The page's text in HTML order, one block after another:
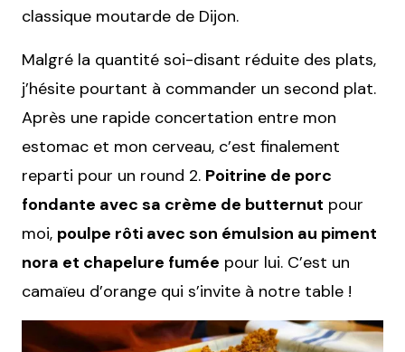
classique moutarde de Dijon.
Malgré la quantité soi-disant réduite des plats,
j’hésite pourtant à commander un second plat.
Après une rapide concertation entre mon
estomac et mon cerveau, c’est finalement
reparti pour un round 2. Poitrine de porc
fondante avec sa crème de butternut pour
moi, poulpe rôti avec son émulsion au piment
nora et chapelure fumée pour lui. C’est un
camaïeu d’orange qui s’invite à notre table !